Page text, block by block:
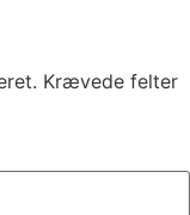
Krævede felter